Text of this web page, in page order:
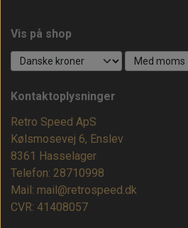
Vis på shop
Kontaktoplysninger
Retro Speed ApS
Kølsmosevej 6, Enslev
8361 Hasselager
Telefon: 28710998
Mail: mail@retrospeed.dk
CVR: 41408057